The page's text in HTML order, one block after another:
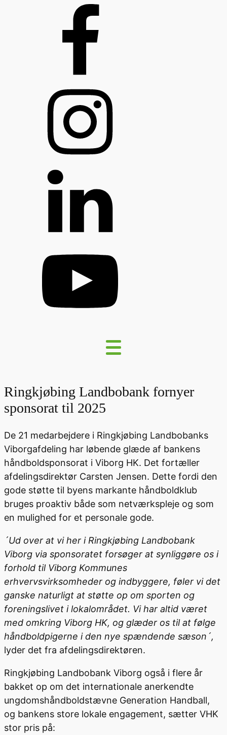
Ringkjøbing Landbobank fornyer
sponsorat til 2025
De 21 medarbejdere i Ringkjøbing Landbobanks
Viborgafdeling har løbende glæde af bankens
håndboldsponsorat i Viborg HK. Det fortæller
afdelingsdirektør Carsten Jensen. Dette fordi den
gode støtte til byens markante håndboldklub
bruges proaktiv både som netværkspleje og som
en mulighed for et personale gode.
´Ud over at vi her i Ringkjøbing Landbobank
Viborg via sponsoratet forsøger at synliggøre os i
forhold til Viborg Kommunes
erhvervsvirksomheder og indbyggere, føler vi det
ganske naturligt at støtte op om sporten og
foreningslivet i lokalområdet. Vi har altid været
med omkring Viborg HK, og glæder os til at følge
håndboldpigerne i den nye spændende sæson´,
lyder det fra afdelingsdirektøren.
Ringkjøbing Landbobank Viborg også i flere år
bakket op om det internationale anerkendte
ungdomshåndboldstævne Generation Handball,
og bankens store lokale engagement, sætter VHK
stor pris på: